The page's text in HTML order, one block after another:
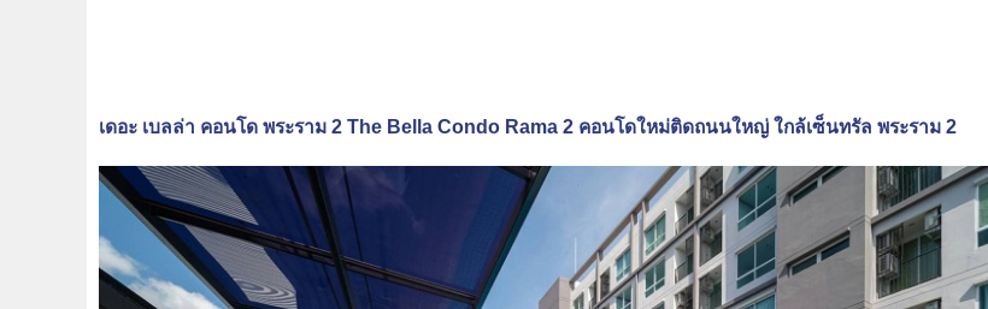
เดอะ เบลล่า คอนโด พระราม 2 The Bella Condo Rama 2 คอนโดใหม่ติดถนนใหญ่ ใกล้เซ็นทรัล พระราม 2